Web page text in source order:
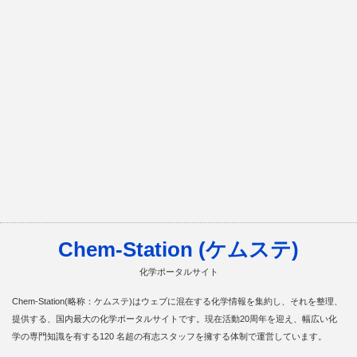
Chem-Station (ケムステ)
化学ポータルサイト
Chem-Station(略称：ケムステ)はウェブに混在する化学情報を集約し、それを整理、
提供する、国内最大の化学ポータルサイトです。現在活動20周年を迎え、幅広い化
学の専門知識を有する120 名超の有志スタッフを擁する体制で運営しています。